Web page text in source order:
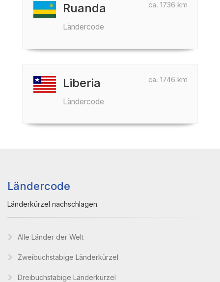
ca. 1736 km
Ruanda
Ländercode
ca. 1746 km
Liberia
Ländercode
Ländercode
Länderkürzel nachschlagen.
Alle Länder der Welt
Zweibuchstabige Länderkürzel
Dreibuchstabige Länderkürzel